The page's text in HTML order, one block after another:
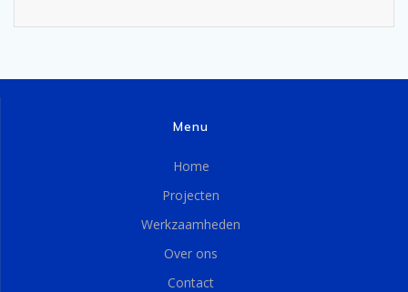
Menu
Home
Projecten
Werkzaamheden
Over ons
Contact